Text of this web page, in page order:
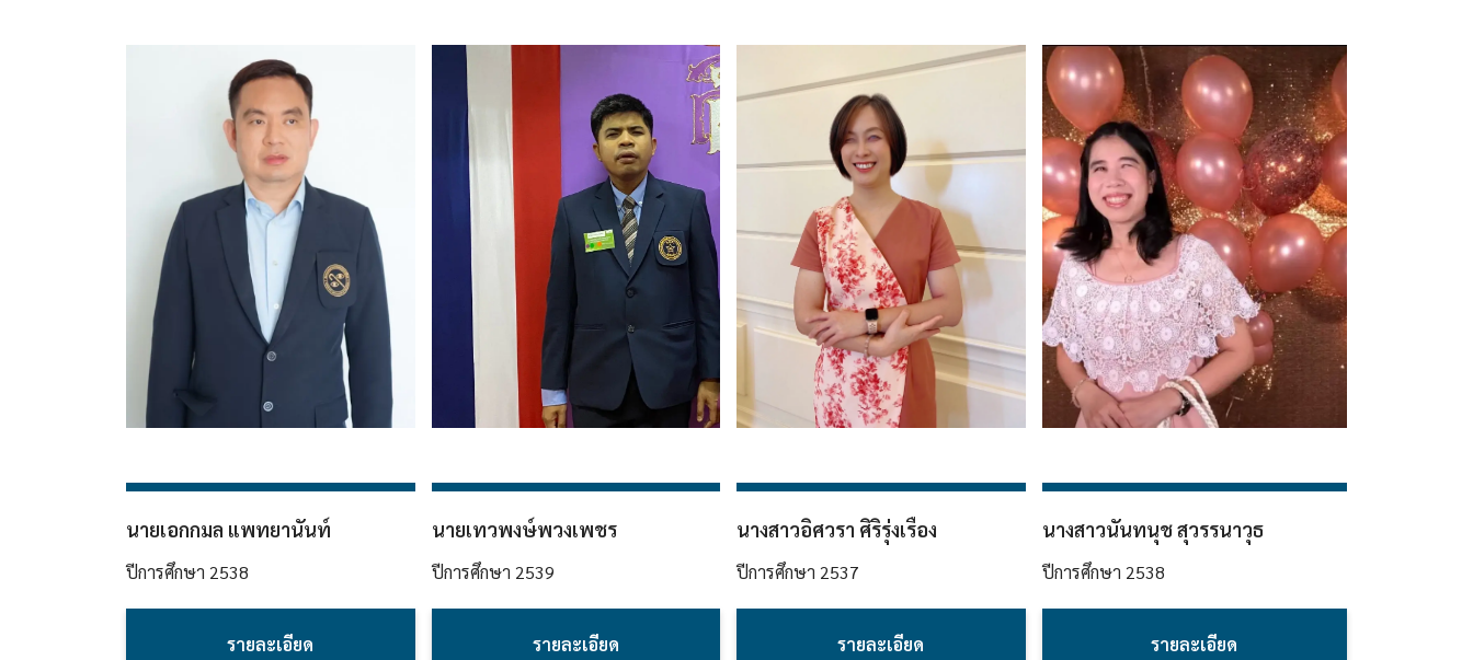
นายเอกกมล แพทยานันท์
ปีการศึกษา 2538
รายละเอียด
นายเทวพงษ์พวงเพชร
ปีการศึกษา 2539
รายละเอียด
นางสาวอิศวรา ศิริรุ่งเรือง
ปีการศึกษา 2537
รายละเอียด
นางสาวนันทนุช สุวรรนาวุธ
ปีการศึกษา 2538
รายละเอียด
I'm your AI Assistant! Curious about this